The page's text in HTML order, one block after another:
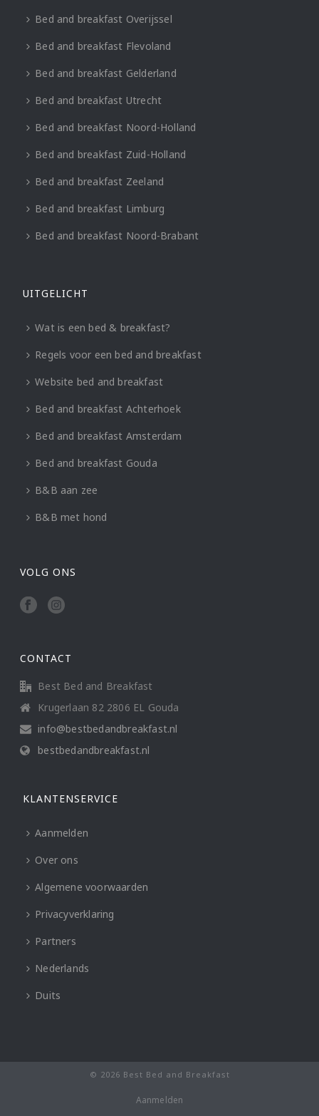
Bed and breakfast Overijssel
Bed and breakfast Flevoland
Bed and breakfast Gelderland
Bed and breakfast Utrecht
Bed and breakfast Noord-Holland
Bed and breakfast Zuid-Holland
Bed and breakfast Zeeland
Bed and breakfast Limburg
Bed and breakfast Noord-Brabant
UITGELICHT
Wat is een bed & breakfast?
Regels voor een bed and breakfast
Website bed and breakfast
Bed and breakfast Achterhoek
Bed and breakfast Amsterdam
Bed and breakfast Gouda
B&B aan zee
B&B met hond
VOLG ONS
CONTACT
Best Bed and Breakfast
Krugerlaan 82 2806 EL Gouda
info@bestbedandbreakfast.nl
bestbedandbreakfast.nl
KLANTENSERVICE
Aanmelden
Over ons
Algemene voorwaarden
Privacyverklaring
Partners
Nederlands
Duits
© 2026 Best Bed and Breakfast
Aanmelden